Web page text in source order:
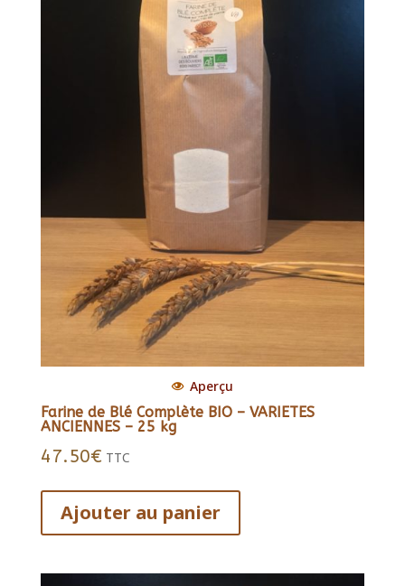
Aperçu
Farine de Blé Complète BIO – VARIETES
ANCIENNES – 25 kg
47.50€ TTC
Ajouter au panier